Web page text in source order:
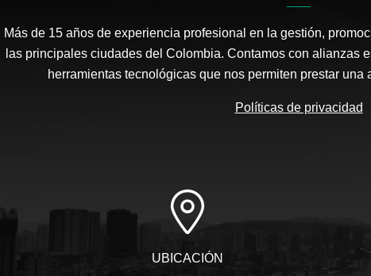
Más de 15 años de experiencia profesional en la gestión,
las principales ciudades del Colombia. Contamos con alianzas
herramientas tecnológicas que nos permiten prestar
Políticas de privacidad
UBICACIÓN